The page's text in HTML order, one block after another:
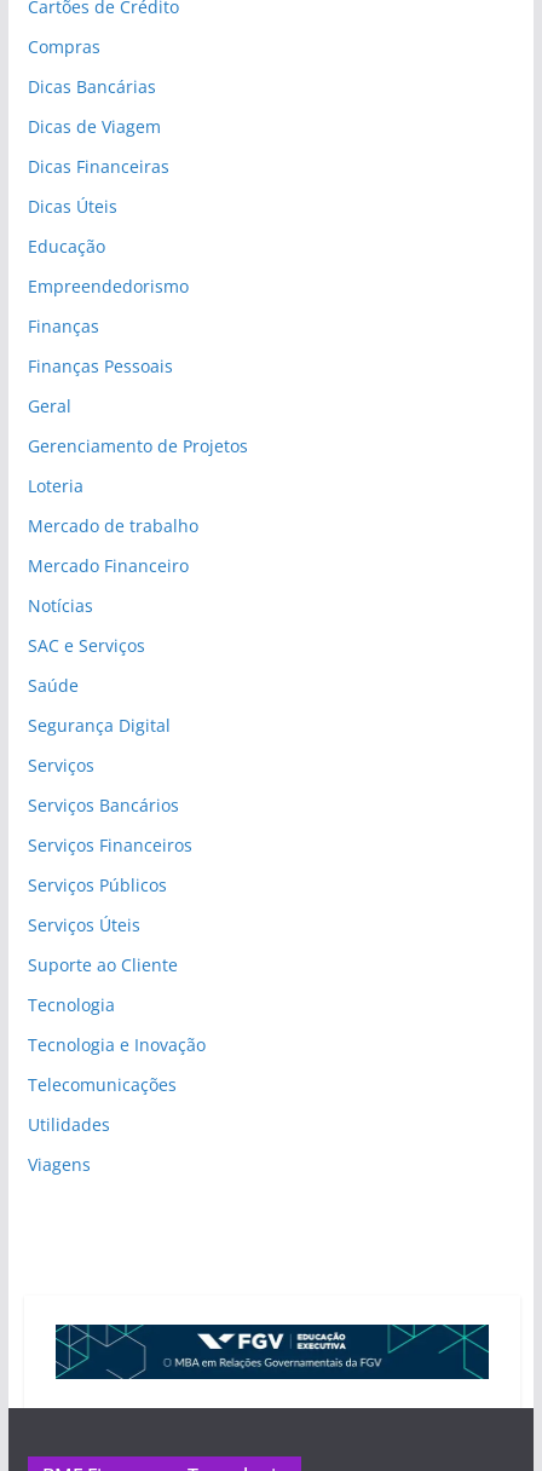
Cartões de Crédito
Compras
Dicas Bancárias
Dicas de Viagem
Dicas Financeiras
Dicas Úteis
Educação
Empreendedorismo
Finanças
Finanças Pessoais
Geral
Gerenciamento de Projetos
Loteria
Mercado de trabalho
Mercado Financeiro
Notícias
SAC e Serviços
Saúde
Segurança Digital
Serviços
Serviços Bancários
Serviços Financeiros
Serviços Públicos
Serviços Úteis
Suporte ao Cliente
Tecnologia
Tecnologia e Inovação
Telecomunicações
Utilidades
Viagens